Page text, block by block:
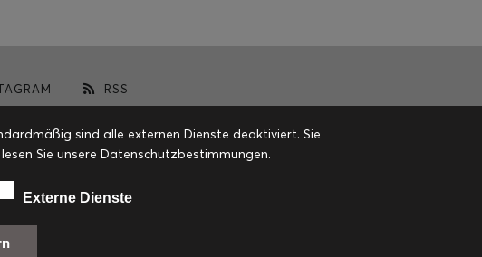
RSS
sind alle externen Dienste deaktiviert. Sie
Sie unsere Datenschutzbestimmungen.
Externe Dienste